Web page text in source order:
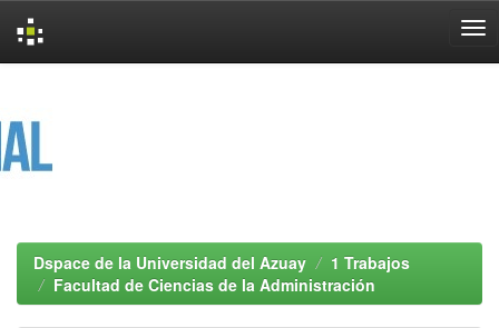
Dspace de la Universidad del Azuay
1 Trabajos
Facultad de Ciencias de la Administración